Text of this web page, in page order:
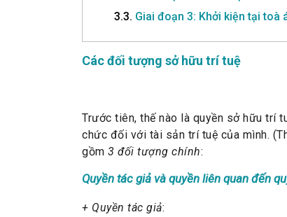
3.3. Giai đoạn 3: Khởi kiện tại toà
Các đối tượng sở hữu trí tuệ
Trước tiên, thế nào là quyền sở hữu trí
chức đối với tài sản trí tuệ của mình.
gồm 3 đối tượng chính:
Quyền tác giả và quyền liên quan đến
+ Quyền tác giả: